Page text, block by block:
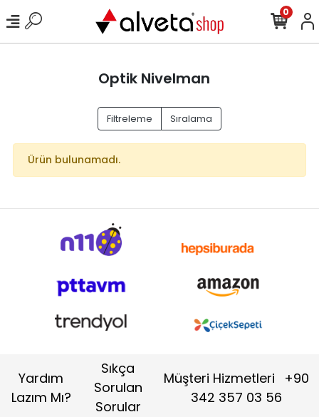
0
Optik Nivelman
Filtreleme Sıralama
Ürün bulunamadı.
Yardım
Lazım Mı?
Sıkça
Sorulan
Sorular
Müşteri Hizmetleri
+90
342 357 03 56